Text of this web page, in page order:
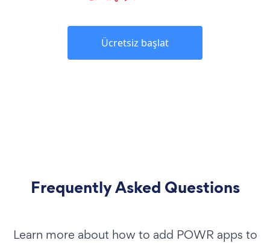
Ücretsiz başlat
Frequently Asked Questions
Learn more about how to add POWR apps to